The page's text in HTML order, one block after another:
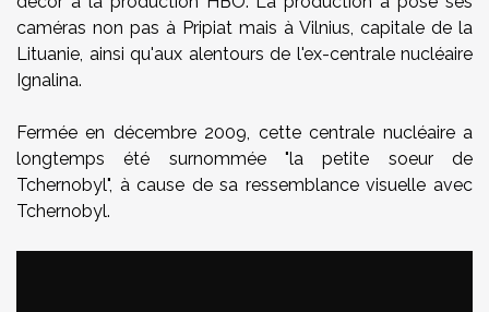
caméras non pas à Pripiat mais à Vilnius, capitale de la
Lituanie, ainsi qu'aux alentours de l'ex-centrale nucléaire
Ignalina.
Fermée en décembre 2009, cette centrale nucléaire a
longtemps été surnommée "la petite soeur de
Tchernobyl", à cause de sa ressemblance visuelle avec
Tchernobyl.